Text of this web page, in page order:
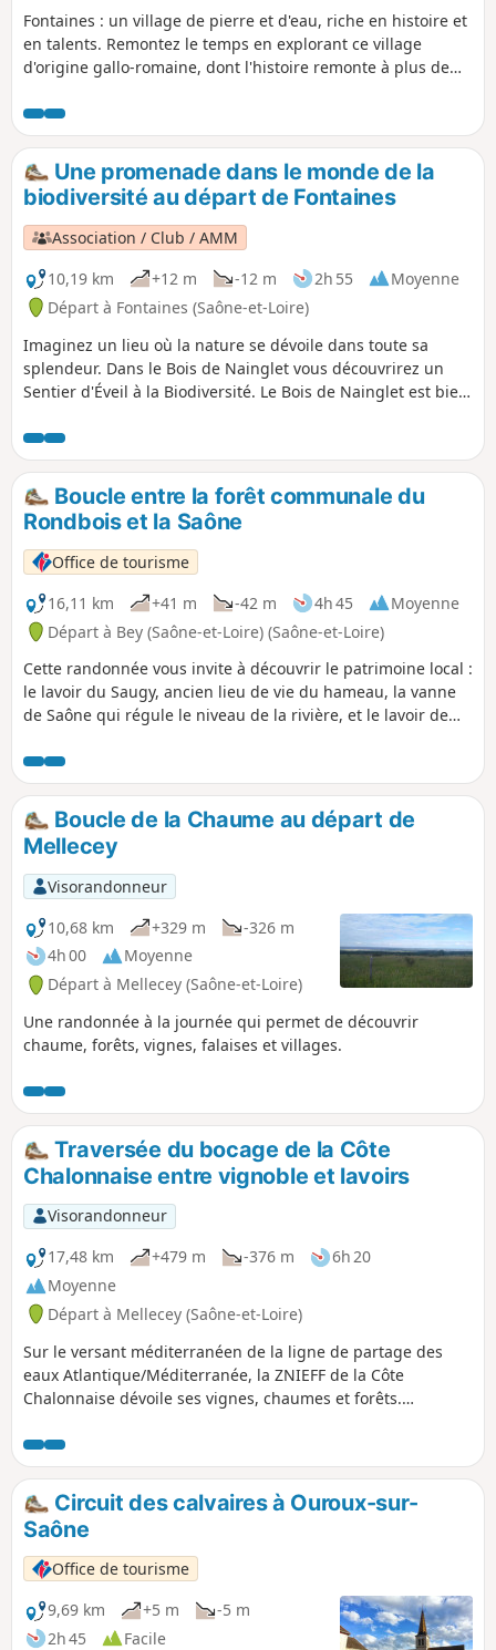
Fontaines : un village de pierre et d'eau, riche en histoire et
en talents. Remontez le temps en explorant ce village
d'origine gallo-romaine, dont l'histoire remonte à plus de
archéologiques. Découvrez les anciennes carrières,
exploitées depuis l'époque gallo-romaine jusqu'au début
des années 1970. Elles témoignent de l'importance de
l'extraction de la pierre dans l'histoire de Fontaines. L'eau
est omniprésente à Fontaines, avec ses nombreuses
sources et cours d'eau. Elle a façonné le paysage et a
contribué à l'essor du village.
Une promenade dans le monde de la
biodiversité au départ de Fontaines
Association / Club / AMM
10,19 km
+12 m -12 m 2h 55
Moyenne
Départ à Fontaines (Saône-et-Loire)
Imaginez un lieu où la nature se dévoile dans toute sa
splendeur. Dans le Bois de Nainglet vous découvrirez un
Sentier d'Éveil à la Biodiversité. Le Bois de Nainglet est bien
nature, un lieu où la biodiversité s'exprime avec une
intensité rare. Au détour des chemins, des mares
forestières scintillantes abritent une faune et une flore
étonnantes. Des arbres "morts", en apparence inanimés, se
révèlent être de véritables écosystèmes à part entière,
indispensables à la vie de la forêt.
Boucle entre la forêt communale du
Rondbois et la Saône
Office de tourisme
16,11 km
+41 m -42 m 4h 45
Moyenne
Départ à Bey (Saône-et-Loire) (Saône-et-Loire)
Cette randonnée vous invite à découvrir le patrimoine local :
le lavoir du Saugy, ancien lieu de vie du hameau, la vanne
de Saône qui régule le niveau de la rivière, et le lavoir de
entre nature et mémoire du village.
Boucle de la Chaume au départ de
Mellecey
Visorandonneur
10,68 km
+329 m
-326 m
4h 00
Moyenne
Départ à Mellecey (Saône-et-Loire)
Une randonnée à la journée qui permet de découvrir
chaume, forêts, vignes, falaises et villages.
Traversée du bocage de la Côte
Chalonnaise entre vignoble et lavoirs
Visorandonneur
17,48 km
+479 m -376 m
6h 20
Moyenne
Départ à Mellecey (Saône-et-Loire)
Sur le versant méditerranéen de la ligne de partage des
eaux Atlantique/Méditerranée, la ZNIEFF de la Côte
Chalonnaise dévoile ses vignes, chaumes et forêts.
villages et des hameaux. Les panoramas s'enchaînent
depuis la vallée des Vaux jusqu'au Mont Brogny, en passant
par le Mont Avril. Une infidélité au GR® 7 permet de
découvrir une manufacture qui exporte ses oeuvres d'art
dans le monde entier et de faire une pause au restaurant.
Circuit des calvaires à Ouroux-sur-
Saône
Office de tourisme
9,69 km
+5 m
-5 m
2h 45
Facile